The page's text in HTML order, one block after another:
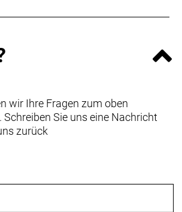
wir Ihre Fragen zum oben
Schreiben Sie uns eine Nachricht
zurück